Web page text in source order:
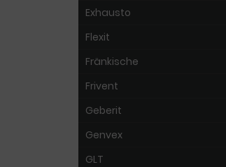
Exhausto
Flexit
Fränkische
Frivent
Geberit
Genvex
GLT